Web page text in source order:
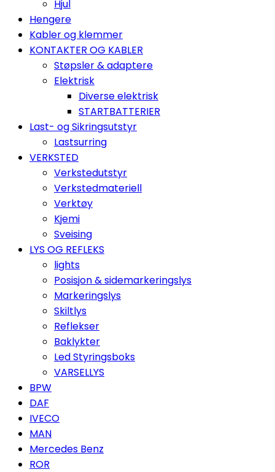
Hjul
Hengere
Kabler og klemmer
KONTAKTER OG KABLER
Støpsler & adaptere
Elektrisk
Diverse elektrisk
STARTBATTERIER
Last- og Sikringsutstyr
Lastsurring
VERKSTED
Verkstedutstyr
Verkstedmateriell
Verktøy
Kjemi
Sveising
LYS OG REFLEKS
lights
Posisjon & sidemarkeringslys
Markeringslys
Skiltlys
Reflekser
Baklykter
Led Styringsboks
VARSELLYS
BPW
DAF
IVECO
MAN
Mercedes Benz
ROR